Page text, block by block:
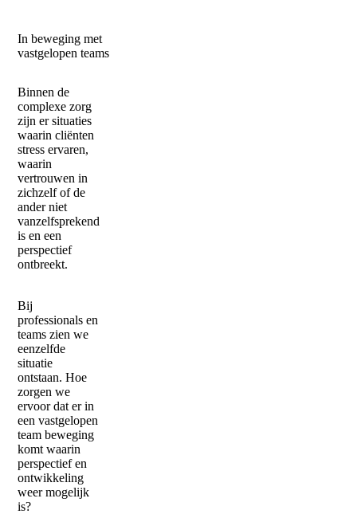
In beweging met
vastgelopen teams
Binnen de
complexe zorg
zijn er situaties
waarin cliënten
stress ervaren,
waarin
vertrouwen in
zichzelf of de
ander niet
vanzelfsprekend
is en een
perspectief
ontbreekt.
Bij
professionals en
teams zien we
eenzelfde
situatie
ontstaan. Hoe
zorgen we
ervoor dat er in
een vastgelopen
team beweging
komt waarin
perspectief en
ontwikkeling
weer mogelijk
is?